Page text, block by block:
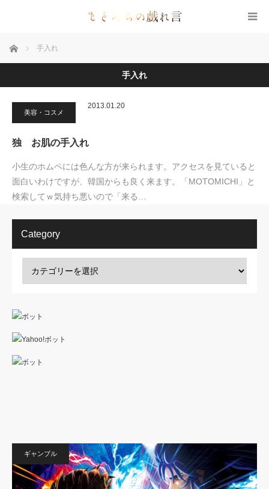
ホーム 手入れ
手入れ
美容・コスメ
2013.01.20
独 お肌の手入れ
小生のホムペには色んな方が来られます。アクセスを見ていると
面白いわけですが、韓国からも良く来ます。「MOTOMICHI」と
検索してｗ気持ち悪いので「来る…
Category
ギャンブル